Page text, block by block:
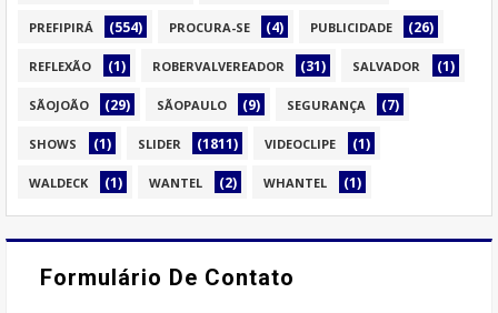
PREFIPIRÁ (554) PROCURA-SE (4) PUBLICIDADE (26)
REFLEXÃO (1) ROBERVALVEREADOR (31) SALVADOR (1)
SÃOJOÃO (29) SÃOPAULO (9) SEGURANÇA (7)
SHOWS (1) SLIDER (1811) VIDEOCLIPE (1)
WALDECK (1) WANTEL (2) WHANTEL (1)
Formulário De Contato